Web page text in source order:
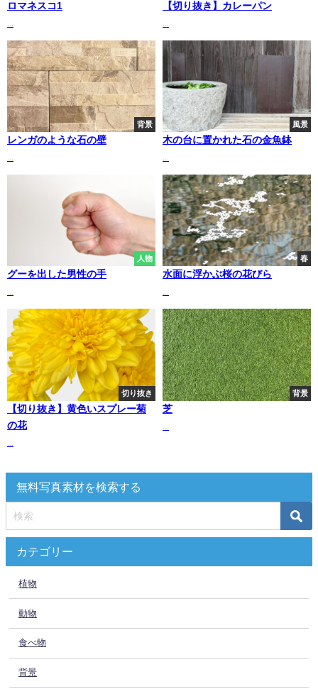
ロマネスコ1 【切り抜き】カレーパン
背景
レンガのような石の壁
風景
木の台に置かれた石の金魚鉢
人物
グーを出した男性の手
春
水面に浮かぶ桜の花びら
切り抜き
【切り抜き】黄色いスプレー菊
の花
背景
芝
無料写真素材を検索する
カテゴリー
植物
動物
食べ物
背景